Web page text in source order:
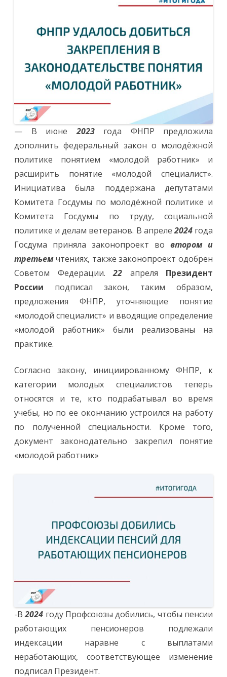
— В июне2023года ФНПР предложила
дополнить федеральный закон о молодёжной
политике понятием «молодой работник» и
расширить понятие «молодой специалист».
Инициатива была поддержана депутатами
Комитета Госдумы по молодёжной политике и
Комитета Госдумы по труду, социальной
политике и делам ветеранов. В апреле2024года
Госдума приняла законопроект во втором и
третьемчтениях, также законопроект одобрен
Советом Федерации.22 апреля Президент
России подписал закон, таким образом,
предложения ФНПР, уточняющие понятие
«молодой специалист» и вводящие определение
«молодой работник» были реализованы на
практике.
Согласно закону, инициированному ФНПР, к
категории молодых специалистов теперь
относятся и те, кто подрабатывал во время
учебы, но по ее окончанию устроился на работу
по полученной специальности. Кроме того,
документ законодательно закрепил понятие
«молодой работник»
-В2024 году Профсоюзы добились, чтобы пенсии
работающих пенсионеров подлежали
индексации наравне с выплатами
неработающих, соответствующее изменение
подписал Президент.